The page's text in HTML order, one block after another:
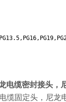
电缆密封接头，
缆固定头，尼龙